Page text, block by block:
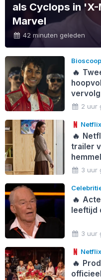
als Cyclops in
Marvel
42 minuten geleden
Bioscoop
🔥
2 uur
Netflix
🔥
trailer
3 uur
🔥
leeftijd
3 uur
Netflix
🔥